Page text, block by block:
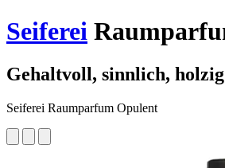
Seiferei
Gehaltvoll, sinnlich, holzig
Seiferei Raumparfum Opulent